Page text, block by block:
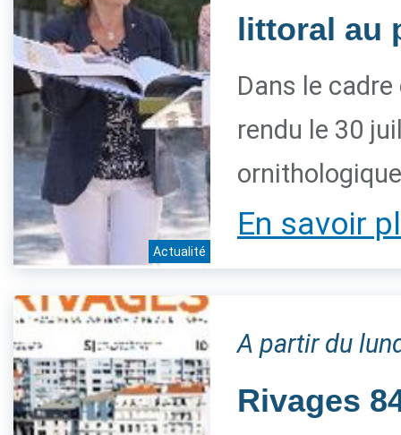
Actualité
littoral au
Dans le
rendu le 30
En savoir
A partir du
Rivages